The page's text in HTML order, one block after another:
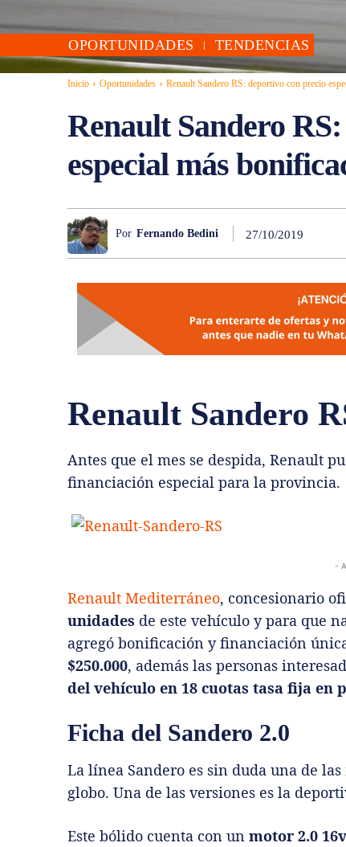
OPORTUNIDADES TENDENCIAS
Inicio Oportunidades Renault Sandero RS: deportivo con precio
Renault Sandero
especial más
Por Fernando Bedini 27/10/2019
Renault Sandero
Antes que el mes se despida, Renault
financiación especial para la provincia.
-
Renault Mediterráneo, concesionario
unidades de este vehículo y para que
agregó bonificación y financiación
$250.000, además las personas
del vehículo en 18 cuotas tasa fija en
Ficha del Sandero 2.0
La línea Sandero es sin duda una de
globo. Una de las versiones es la
Este bólido cuenta con un motor 2.0